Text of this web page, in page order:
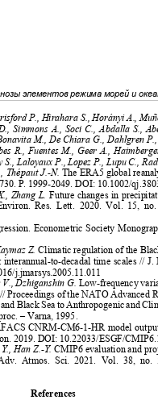
элементов режима морей и
P., Hirahara S., Horányi A.,
Simmons A., Soci C., Abdalla S.,
M., De Chiara G., Dahlgren
R., Fuentes M., Geer A.,
S., Laloyaux P., Lopez P., Lupu C.,
Thépaut J.-N. The ERA5 global
P. 1999-2049. DOI: 10.1002/
Zhang L.Future changes in
Res. Lett. 2020. Vol. 15,
еssion. ЕсonometriсSoсiеty
Z.Climatic regulation of the
interannual-to-decadal time scales //
j.jmarsys.2005.11.011
Dzhiganshin G. Low-frequency
Proceedings of the NATO Advanced
Black Sea to Anthropogenic and
– Varna, 1995.
CNRM-CM6-1-HR model
2019. DOI: 10.22033/ESGF/
Y., Han Z.-Y.CMIP6 evaluation and
Atmos. Sci. 2021. Vol. 38,
References